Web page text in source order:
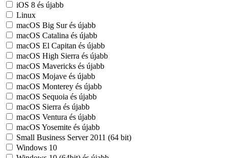
iOS 8 és újabb
Linux
macOS Big Sur és újabb
macOS Catalina és újabb
macOS El Capitan és újabb
macOS High Sierra és újabb
macOS Mavericks és újabb
macOS Mojave és újabb
macOS Monterey és újabb
macOS Sequoia és újabb
macOS Sierra és újabb
macOS Ventura és újabb
macOS Yosemite és újabb
Small Business Server 2011 (64 bit)
Windows 10